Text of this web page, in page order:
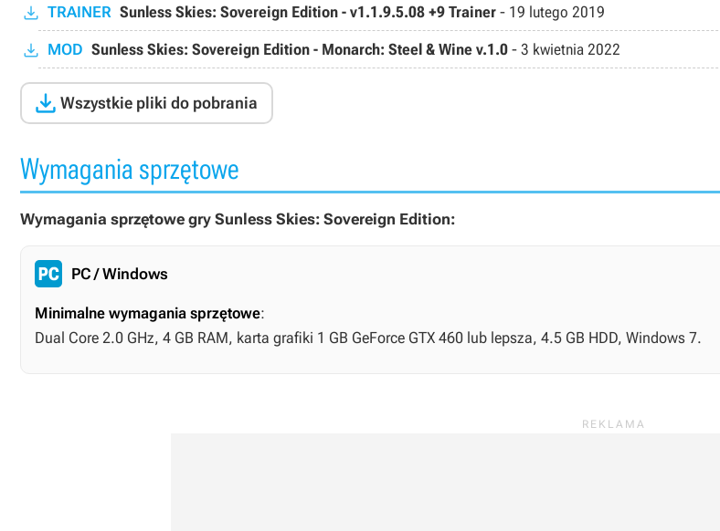
TRAINER Sunless Skies: Sovereign Edition - v1.1.9.5.08 +9 Trainer - 19 lutego 2019
MOD Sunless Skies: Sovereign Edition - Monarch: Steel & Wine v.1.0 - 3 kwietnia 2022
 Wszystkie pliki do pobrania
Wymagania sprzętowe
Wymagania sprzętowe gry Sunless Skies: Sovereign Edition:
PC / Windows
Minimalne wymagania sprzętowe:
Dual Core 2.0 GHz, 4 GB RAM, karta grafiki 1 GB GeForce GTX 460 lub lepsza, 4.5 GB HDD, Windows 7.